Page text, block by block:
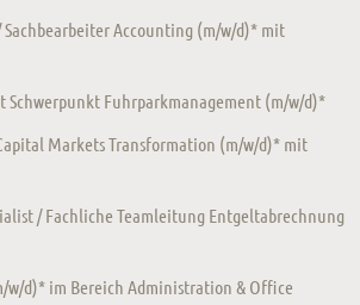
Accounting (m/w/d)* mit
Schwerpunkt Fuhrparkmanagement (m/w/d)*
Markets Transformation (m/w/d)* mit
/ Fachliche Teamleitung Entgeltabrechnung
w/d)* im Bereich Administration & Office